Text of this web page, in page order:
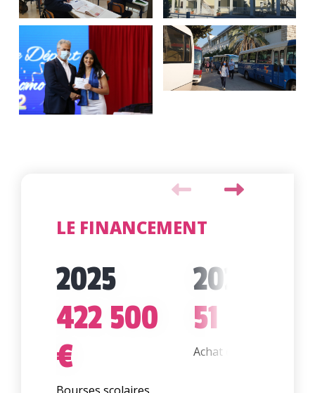
LE FINANCEMENT
2025
422 500
€
2025
51 590 €
Achat d'un bus scolaire